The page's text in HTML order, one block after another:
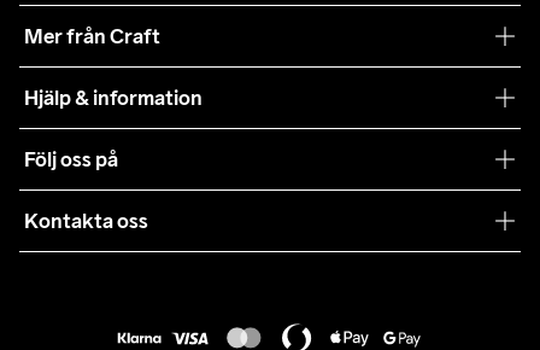
Mer från Craft
Teamwear
Hållbarhet
Samarbeten
Hjälp & information
Våra köpvillkor
Retur
Följ oss på
Kontakta oss